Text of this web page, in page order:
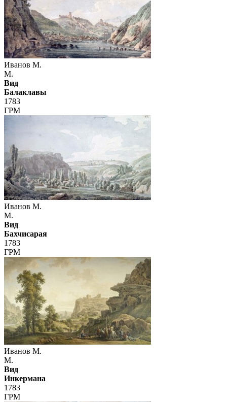
Иванов М.
М.
Вид
Балаклавы
1783
ГРМ
Иванов М.
М.
Вид
Бахчисарая
1783
ГРМ
Иванов М.
М.
Вид
Инкермана
1783
ГРМ